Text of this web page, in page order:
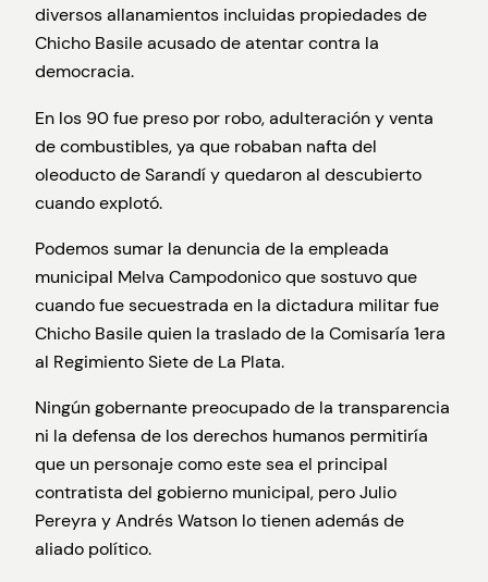
diversos allanamientos incluidas propiedades de
Chicho Basile acusado de atentar contra la
democracia.
En los 90 fue preso por robo, adulteración y venta
de combustibles, ya que robaban nafta del
oleoducto de Sarandí y quedaron al descubierto
cuando explotó.
Podemos sumar la denuncia de la empleada
municipal Melva Campodonico que sostuvo que
cuando fue secuestrada en la dictadura militar fue
Chicho Basile quien la traslado de la Comisaría 1era
al Regimiento Siete de La Plata.
Ningún gobernante preocupado de la transparencia
ni la defensa de los derechos humanos permitiría
que un personaje como este sea el principal
contratista del gobierno municipal, pero Julio
Pereyra y Andrés Watson lo tienen además de
aliado político.